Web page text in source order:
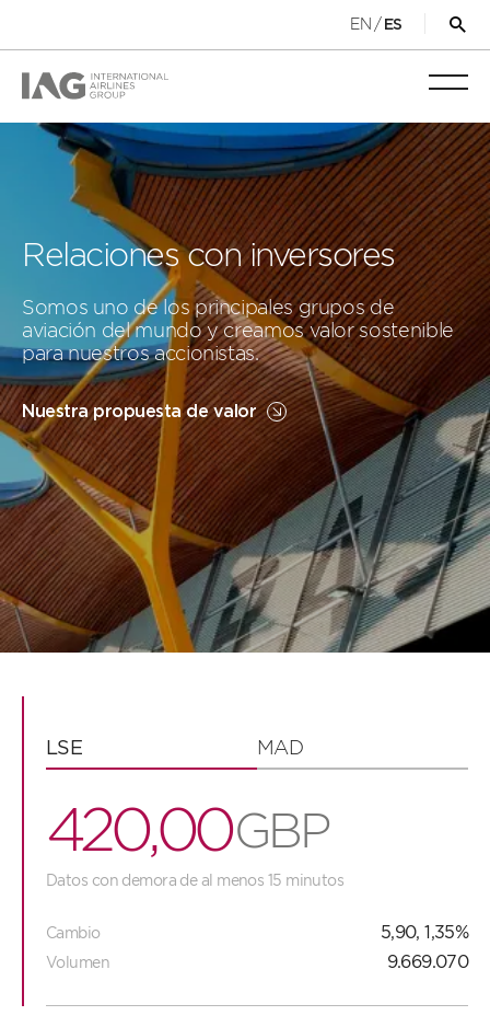
EN / ES
de
móvil
Relaciones con inversores
Somos uno de los principales grupos de
aviación del mundo y creamos valor sostenible
para nuestros accionistas.
Nuestra propuesta de valor
LSE MAD
4
3
2
2
1
0
9
8
,0
9
8
0
9
8
GBP
Datos con demora de ​​al menos 15 minutos
Cambio 5,90, 1,35%
Volumen 9.669.070